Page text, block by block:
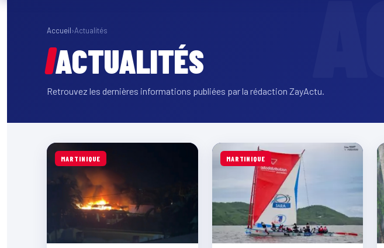
Accueil›Actualités
ACTUALITÉS
Retrouvez les dernières informations publiées par la rédaction ZayActu.
MARTINIQUE MARTINIQUE